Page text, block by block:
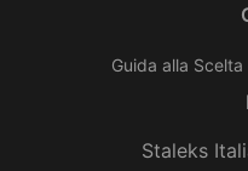
Guida alla
Staleks